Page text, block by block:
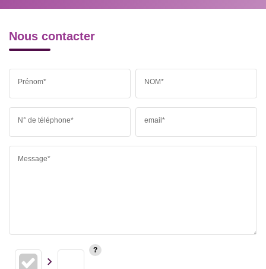
Nous contacter
Prénom* NOM*
N° de téléphone* email*
Message*